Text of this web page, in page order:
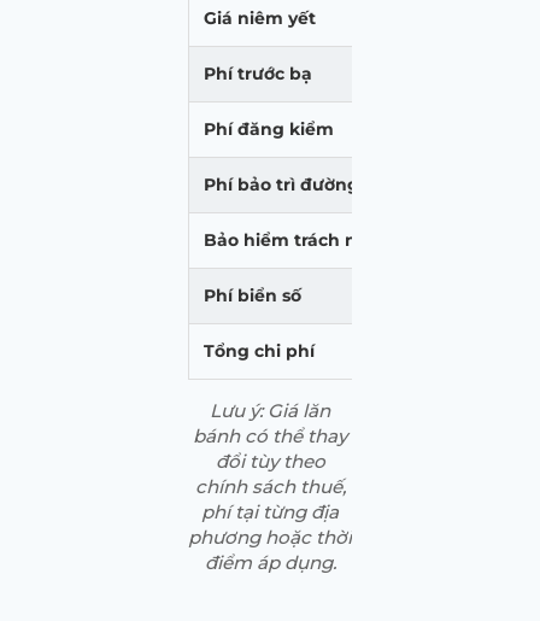
Giá niêm yết
Phí trước bạ
Phí đăng kiểm
Phí bảo trì đường bộ
Bảo hiểm trách nhiệm dân sự
Phí biển số
Tổng chi phí
Lưu ý: Giá lăn
bánh có thể thay
đổi tùy theo
chính sách thuế,
phí tại từng địa
phương hoặc thời
điểm áp dụng.